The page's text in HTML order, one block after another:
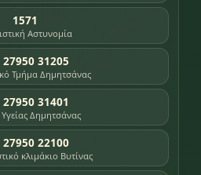
1571
Αστυνομία
27950 31205
Τμήμα Δημητσάνας
27950 31401
Δημητσάνας
27950 22100
κλιμάκιο Βυτίνας